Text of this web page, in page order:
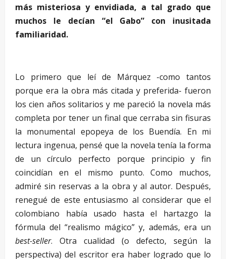
más misteriosa y envidiada, a tal grado que
muchos le decían “el Gabo” con inusitada
familiaridad.
Lo primero que leí de Márquez -como tantos
porque era la obra más citada y preferida- fueron
los cien años solitarios y me pareció la novela más
completa por tener un final que cerraba sin fisuras
la monumental epopeya de los Buendía. En mi
lectura ingenua, pensé que la novela tenía la forma
de un círculo perfecto porque principio y fin
coincidían en el mismo punto. Como muchos,
admiré sin reservas a la obra y al autor. Después,
renegué de este entusiasmo al considerar que el
colombiano había usado hasta el hartazgo la
fórmula del “realismo mágico” y, además, era un
best-seller. Otra cualidad (o defecto, según la
perspectiva) del escritor era haber logrado que lo